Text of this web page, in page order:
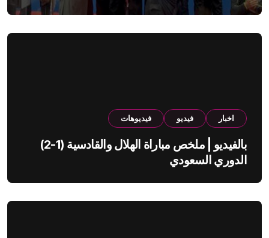
اخبار فيديو فيديوهات
بالفيديو | ملخص مباراة الهلال والقادسية (1-2)
الدوري السعودي